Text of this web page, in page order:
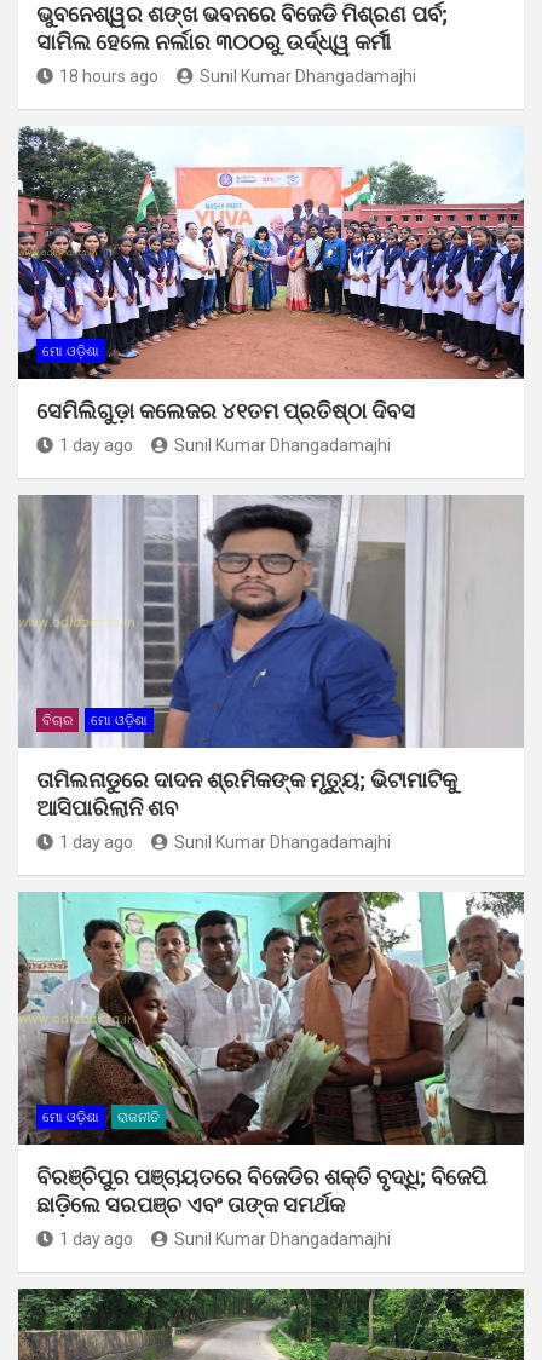
ଭୁବନେଶ୍ୱର ଶଙ୍ଖ ଭବନରେ ବିଜେଡି ମିଶ୍ରଣ ପର୍ବ;
ସାମିଲ ହେଲେ ନର୍ଲାର ୩୦୦ରୁ ଉର୍ଦ୍ଧ୍ୱ କର୍ମୀ
18 hours ago Sunil Kumar Dhangadamajhi
ମୋ ଓଡ଼ିଶା
ସେମିଲିଗୁଡ଼ା କଲେଜର ୪୧ତମ ପ୍ରତିଷ୍ଠା ଦିବସ
1 day ago Sunil Kumar Dhangadamajhi
ବିଚାର ମୋ ଓଡ଼ିଶା
ତାମିଲନାଡୁରେ ଦାଦନ ଶ୍ରମିକଙ୍କ ମୃତ୍ୟୁ; ଭିଟାମାଟିକୁ
ଆସିପାରିଲାନି ଶବ
1 day ago Sunil Kumar Dhangadamajhi
ମୋ ଓଡ଼ିଶା ରାଜନୀତି
ବିରଞ୍ଚିପୁର ପଞ୍ଚାୟତରେ ବିଜେଡିର ଶକ୍ତି ବୃଦ୍ଧି; ବିଜେପି
ଛାଡ଼ିଲେ ସରପଞ୍ଚ ଏବଂ ତାଙ୍କ ସମର୍ଥକ
1 day ago Sunil Kumar Dhangadamajhi